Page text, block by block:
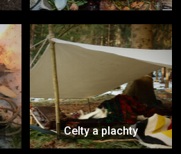
Celty a plachty